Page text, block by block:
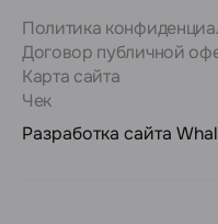
Политика
Договор публичной
Карта сайта
Чек
Разработка сайта